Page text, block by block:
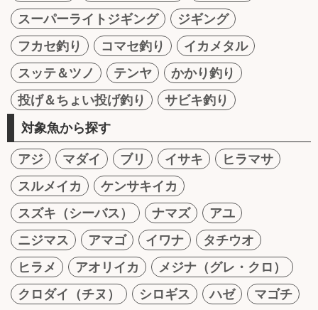
スーパーライトジギング
ジギング
フカセ釣り
コマセ釣り
イカメタル
スッテ＆ツノ
テンヤ
かかり釣り
投げ＆ちょい投げ釣り
サビキ釣り
対象魚から探す
アジ マダイ ブリ イサキ
ヒラマサ
スルメイカ
ケンサキイカ
スズキ（シーバス）
ナマズ
アユ
ニジマス
アマゴ イワナ
タチウオ
ヒラメ
アオリイカ
メジナ（グレ・クロ）
クロダイ（チヌ）
シロギス ハゼ
マゴチ